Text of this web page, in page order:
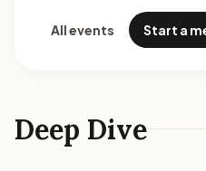
Deep Dive
All events Start a